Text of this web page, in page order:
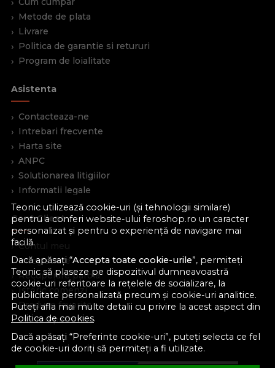
Teonic utilizează cookie-uri (și tehnologii similare)
pentru a conferi website-ului feroshop.ro un caracter
personalizat și pentru o experiență de navigare mai
facilă.
Dacă apăsați “Accepta toate cookie-urile”, permiteți
Teonic să plaseze pe dispozitivul dumneavoastră
cookie-uri referitoare la rețelele de socializare, la
publicitate personalizată precum și cookie-uri analitice.
Puteți afla mai multe detalii cu privire la acest aspect din
Politica de cookies.
Dacă apăsați “Preferinte cookie-uri”, puteți selecta ce fel
de cookie-uri doriți să permiteți a fi utilizate.
Metode de plata
Livrare
Politica de garantie si retururi
Program de loialitate
Asistenta
Contacteaza-ne
Intrebari frecvente
Harta site
ANPC
Solutionarea litigiilor
Informatii legale
Cont Client
Contul meu
Inregistrare
Recuperare parola
Istoric comenzi
Produse favorite
Devino partener